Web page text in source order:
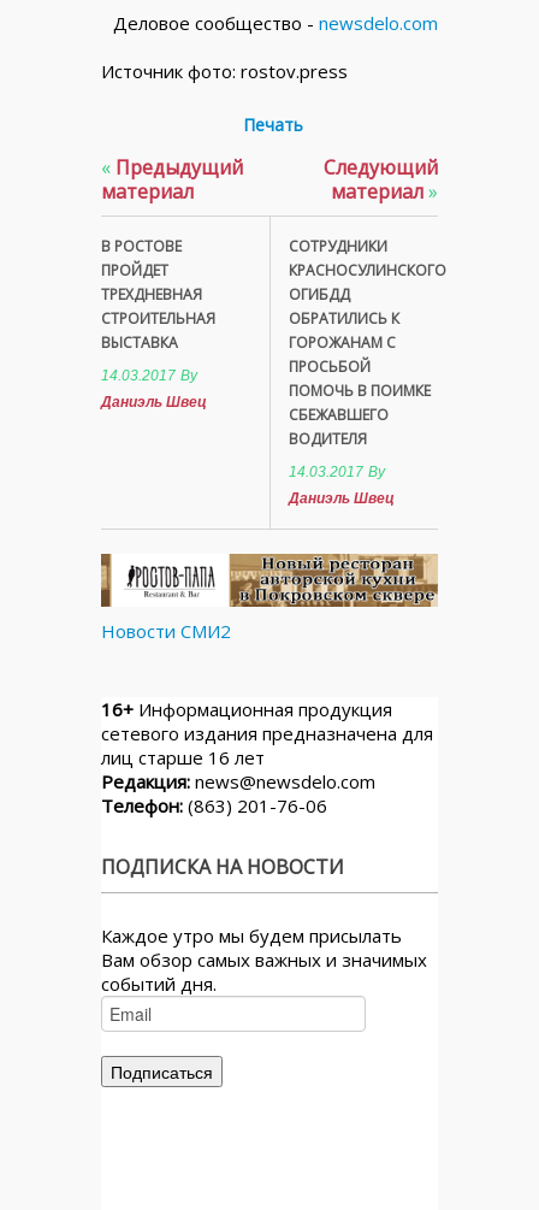
Деловое сообщество - newsdelo.com
Источник фото: rostov.press
Печать
« Предыдущий
материал
В РОСТОВЕ
ПРОЙДЕТ
ТРЕХДНЕВНАЯ
СТРОИТЕЛЬНАЯ
ВЫСТАВКА
14.03.2017 By
Даниэль Швец
Следующий
материал»
СОТРУДНИКИ
КРАСНОСУЛИНСКОГО
ОГИБДД
ОБРАТИЛИСЬ К
ГОРОЖАНАМ С
ПРОСЬБОЙ
ПОМОЧЬ В ПОИМКЕ
СБЕЖАВШЕГО
ВОДИТЕЛЯ
14.03.2017 By
Даниэль Швец
Новости СМИ2
16+ Информационная продукция
сетевого издания предназначена для
лиц старше 16 лет
Редакция: news@newsdelo.com
Телефон: (863) 201-76-06
ПОДПИСКА НА НОВОСТИ
Каждое утро мы будем присылать
Вам обзор самых важных и значимых
событий дня.